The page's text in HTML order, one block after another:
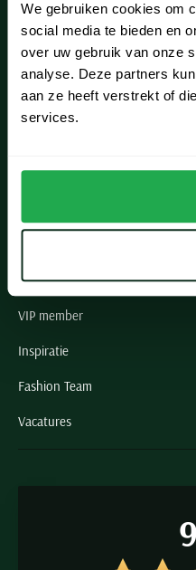
We gebruiken cookies om
social media te bieden en
over uw gebruik van onze
analyse. Deze partners
aan ze heeft verstrekt of
services.
Leiderdorp
Lisse
Noordwijk
Oegstgeest
Paul & Shark specialist
VIP member
Inspiratie
Fashion Team
Vacatures